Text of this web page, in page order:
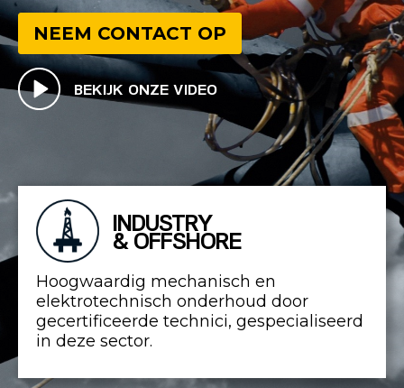
NEEM CONTACT OP
BEKIJK ONZE VIDEO
INDUSTRY
& OFFSHORE
Hoogwaardig mechanisch en
elektrotechnisch onderhoud door
gecertificeerde technici, gespecialiseerd
in deze sector.